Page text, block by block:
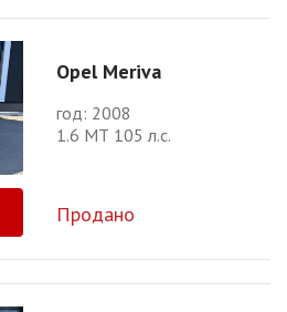
Opel Meriva
год: 2008
1.6 МТ 105 л.с.
Продано